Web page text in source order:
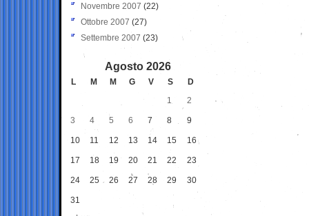
Novembre 2007 (22)
Ottobre 2007 (27)
Settembre 2007 (23)
Agosto 2026
L M M G V S
D
1
2
3 4 5 6 7 8 9
10 11 12 13 14 15 16
17 18 19 20 21 22 23
24 25 26 27 28 29 30
31